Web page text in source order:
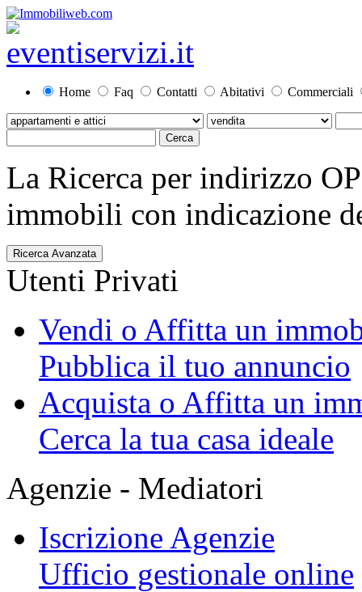
Home Faq Contatti Abitativi Commerciali
La Ricerca per indirizzo
immobili con indicazione
Ricerca Avanzata
Utenti Privati
Vendi o Affitta un
Pubblica il tuo annuncio
Acquista o Affitta un
Cerca la tua casa ideale
Agenzie - Mediatori
Iscrizione Agenzie
Ufficio gestionale online